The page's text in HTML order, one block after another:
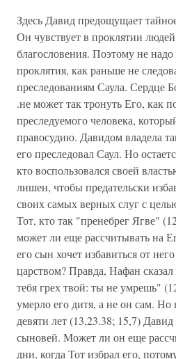
Здесь Давид предощущает
Он чувствует в проклятии
благословения. Поэтому не
проклятия, как раньше не
преследованиям Саула. Сердце
.не может так тронуть Его, как
преследуемого человека,
правосудию. Давидом владела
его преследовал Саул. Но
кто воспользовался своей
лишен, чтобы предательски
своих самых верных слуг с
Тот, кто так "пренебрег Ягве"
может ли еще рассчитывать на
его сын хочет избавиться от
царством? Правда, Нафан
тебя грех твой: ты не умрешь"
умерло его дитя, а не он сам.
девяти лет (13,23.38; 15,7) Давид
сыновей. Может ли он еще
дни, когда Тот избрал его,